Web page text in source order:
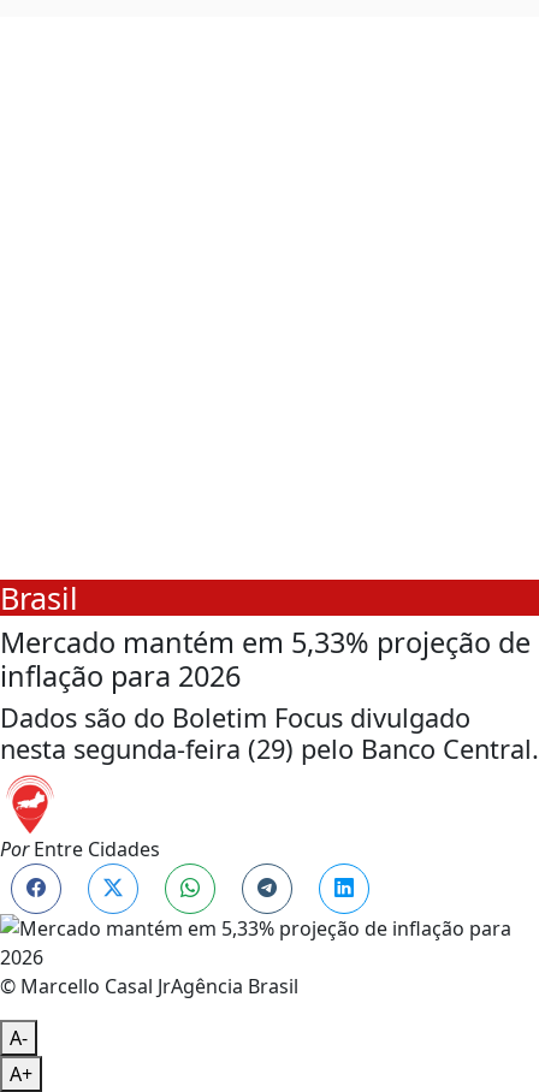
Brasil
Mercado mantém em 5,33% projeção de
inflação para 2026
Dados são do Boletim Focus divulgado
nesta segunda-feira (29) pelo Banco Central.
PorEntre Cidades
© Marcello Casal JrAgência Brasil
A-
A+